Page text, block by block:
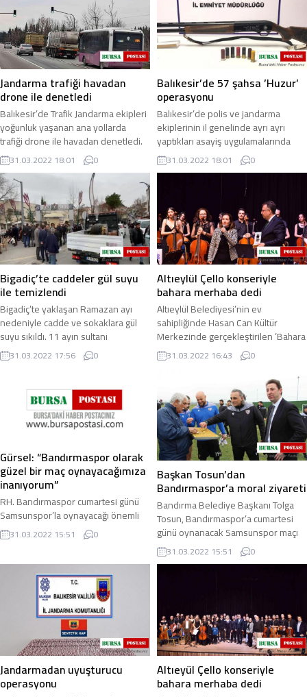
Jandarma trafiği havadan
drone ile denetledi
Balıkesir’de Trafik Jandarma ekipleri
yoğunluk yaşanan ana yollarda
trafiği drone ile havadan denetledi.
Kurallara uymayan araçların
sürücülerine ...
31.03.2022 18:01 0
Balıkesir’de 57 şahsa ’Huzur’
operasyonu
Balıkesir’de polis ve jandarma
ekiplerinin il genelinde ayrı ayrı
yaptıkları asayiş uygulamalarında
çeşitli suçlardan aranan 57 şahsı
gözaltına ...
31.03.2022 18:01 0
Bigadiç’te caddeler gül suyu
ile temizlendi
Bigadiç’te yaklaşan Ramazan ayı
nedeniyle cadde ve sokaklara gül
suyu sıkıldı. 11 ayın sultanı
Ramazan’a sayılı günler kala Bigadiç
çarşısı ...
31.03.2022 17:56 0
Altıeylül Çello konseriyle
bahara merhaba dedi
Altıeylül Belediyesi’nin ev
sahipliğinde Hasan Can Kültür
Merkezinde gerçekleştirilen ’Bahara
Merhaba’ konserinde sahne alan
Gazi Üniversitesi ...
31.03.2022 16:43 0
Gürsel: “Bandırmaspor olarak
güzel bir maç oynayacağımıza
inanıyorum”
RH. Bandırmaspor cumartesi günü
Samsunspor’la oynayacağı önemli
maçın hazırlıklarını sürdürüyor.
Teknik Direktörü Mustafa Gürsel,
31.03.2022 15:51 0
Başkan Tosun’dan
Bandırmaspor’a moral ziyareti
Bandırma Belediye Başkanı Tolga
Tosun, Bandırmaspor’a cumartesi
günü oynanacak Samsunspor maçı
öncesi antrenman sahasında
ziyarette bulundu ...
31.03.2022 15:51 0
Jandarmadan uyuşturucu
operasyonu
Altıeyül Çello konseriyle
bahara merhaba dedi